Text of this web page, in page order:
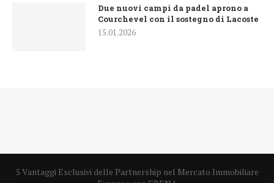
Due nuovi campi da padel aprono a
Courchevel con il sostegno di Lacoste
15.01.2026
5 Vantaggi Esclusivi delle Partnership nel Mercato Immobiliare